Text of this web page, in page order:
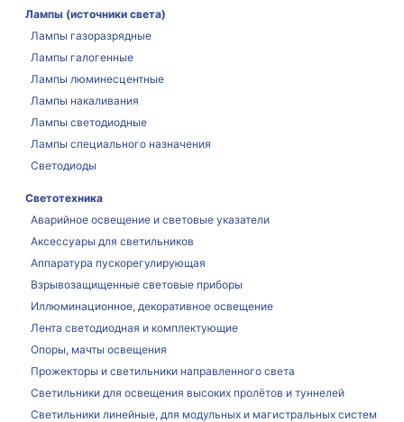
Лампы (источники света)
Лампы газоразрядные
Лампы галогенные
Лампы люминесцентные
Лампы накаливания
Лампы светодиодные
Лампы специального назначения
Светодиоды
Светотехника
Аварийное освещение и световые указатели
Аксессуары для светильников
Аппаратура пускорегулирующая
Взрывозащищенные световые приборы
Иллюминационное, декоративное освещение
Лента светодиодная и комплектующие
Опоры, мачты освещения
Прожекторы и светильники направленного света
Светильники для освещения высоких пролётов и туннелей
Светильники линейные, для модульных и магистральных систем